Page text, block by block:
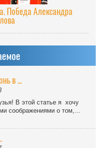
Победа Александра
в ...
В этой статье я хочу
соображениями о том,...